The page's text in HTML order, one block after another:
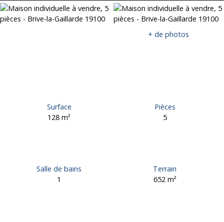
Mes favoris Espace vendeur Estimation
+ de photos
Surface
128m²
Pièces
5
Salle de bains
1
Terrain
652 m²